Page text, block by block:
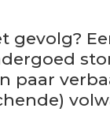
gevolg?
paar